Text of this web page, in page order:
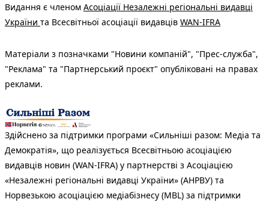
Видання є членом Асоціації Незалежні регіональні видавці
України та Всесвітньої асоціації видавців WAN-IFRA
Матеріали з позначками "Новини компаній", "Прес-служба",
"Реклама" та "Партнерський проєкт" опубліковані на правах
реклами.
Здійснено за підтримки програми «Сильніші разом: Медіа та
Демократія», що реалізується Всесвітньою асоціацією
видавців новин (WAN-IFRA) у партнерстві з Асоціацією
«Незалежні регіональні видавці України» (АНРВУ) та
Норвезькою асоціацією медіабізнесу (MBL) за підтримки